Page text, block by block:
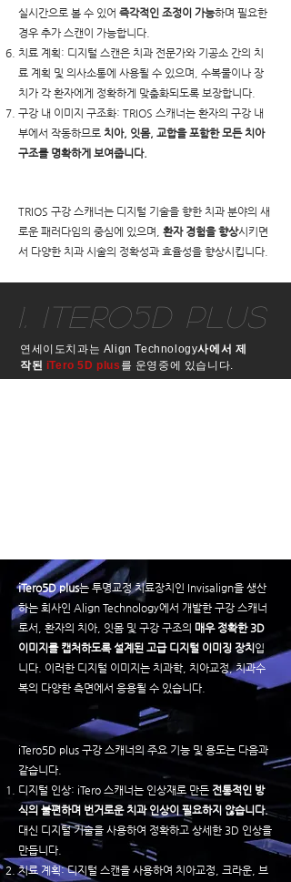
실시간으로 볼 수 있어 즉각적인 조정이 가능하며 필요한
경우 추가 스캔이 가능합니다.
치료 계획: 디지털 스캔은 치과 전문가와 기공소 간의 치
료 계획 및 의사소통에 사용될 수 있으며, 수복물이나 장
치가 각 환자에게 정확하게 맞춤화되도록 보장합니다.
구강 내 이미지 구조화: TRIOS 스캐너는 환자의 구강 내
부에서 작동하므로 치아, 잇몸, 교합을 포함한 모든 치아
구조를 명확하게 보여줍니다.
TRIOS 구강 스캐너는 디지털 기술을 향한 치과 분야의 새
로운 패러다임의 중심에 있으며, 환자 경험을 향상시키면
서 다양한 치과 시술의 정확성과 효율성을 향상시킵니다.
1. iTero5D plus
연세이도치과는 Align Technology사에서 제
작된 iTero 5D plus 를 운영중에 있습니다.
iTero5D plus는 투명교정 치료장치인 Invisalign을 생산
하는 회사인 Align Technology에서 개발한 구강 스캐너
로서, 환자의 치아, 잇몸 및 구강 구조의 매우 정확한 3D
이미지를 캡처하도록 설계된 고급 디지털 이미징 장치 입
니다 . 이러한 디지털 이미지는 치과학, 치아교정, 치과수
복의 다양한 측면에서 응용될 수 있습니다.
iTero5D plus 구강 스캐너의 주요 기능 및 용도는 다음과
같습니다.
디지털 인상: iTero 스캐너는 인상재로 만든 전통적인 방
식의 불편하며 번거로운 치과 인상이 필요하지 않습니다.
대신 디지털 기술을 사용하여 정확하고 상세한 3D 인상을
만듭니다.
치료 계획: 디지털 스캔을 사용하여 치아교정, 크라운, 브